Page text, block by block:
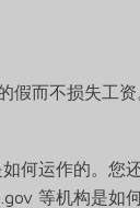
假而不损失工
何运作的。您
等机构是如